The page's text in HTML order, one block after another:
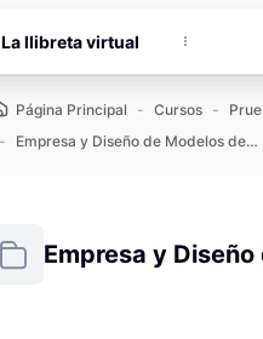
La llibreta virtual
Página Principal Cursos
Empresa y Diseño de Modelos de Negocio
Empresa y